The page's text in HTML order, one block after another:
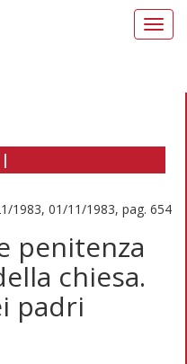
1983, 01/11/1983, pag. 654
penitenza
chiesa.
padri